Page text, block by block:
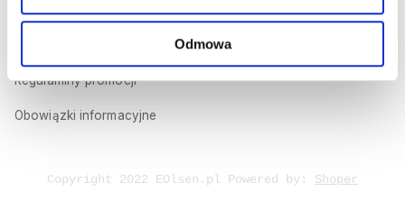
Odmowa
Polityka prywatności
Regulaminy promocji
Obowiązki informacyjne
Copyright 2022 EOlsen.pl Powered by: Shoper